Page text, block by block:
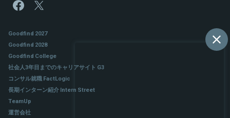
Goodfind 2027
Goodfind 2028
Goodfind College
社会人3年目までのキャリアサイト G3
コンサル就職 FactLogic
長期インターン紹介 Intern Street
TeamUp
運営会社